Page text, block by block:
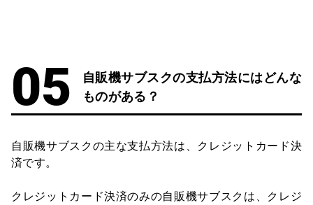
自販機サブスクの支払方法にはどんな
ものがある？
自販機サブスクの主な支払方法は、クレジットカード決
済です。
クレジットカード決済のみの自販機サブスクは、クレジ